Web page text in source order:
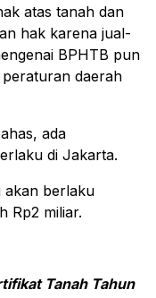
atas tanah dan
hak karena jual-
BPHTB pun
daerah
ada
di Jakarta.
akan berlaku
Rp2 miliar.
Tanah Tahun